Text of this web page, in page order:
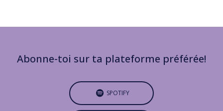
Abonne-toi sur ta plateforme préférée!
SPOTIFY